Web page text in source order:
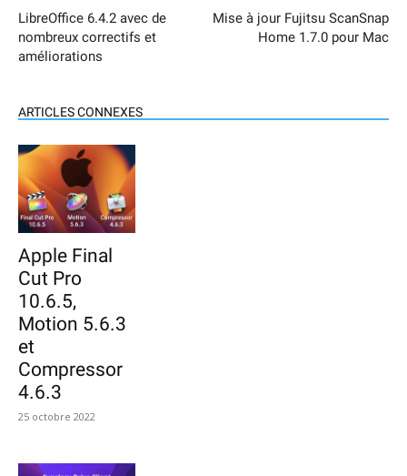
LibreOffice 6.4.2 avec de
nombreux correctifs et
améliorations
Mise à jour Fujitsu ScanSnap
Home 1.7.0 pour Mac
ARTICLES CONNEXES
Apple Final
Cut Pro
10.6.5,
Motion 5.6.3
et
Compressor
4.6.3
25 octobre 2022